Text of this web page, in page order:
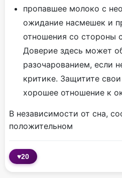
пропавшее молоко с
ожидание насмешек и
отношения со стороны
Доверие здесь может
разочарованием, если
критике. Защитите
хорошее отношение к
В независимости от сна,
положительном
♥20